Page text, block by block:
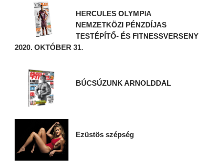
HERCULES OLYMPIA
NEMZETKÖZI PÉNZDÍJAS
TESTÉPÍTŐ- ÉS FITNESSVERSENY
2020. OKTÓBER 31.
BÚCSÚZUNK ARNOLDDAL
Ezüstös szépség